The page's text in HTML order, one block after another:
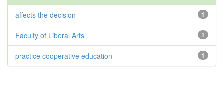
1
affects the decision
1
Faculty of Liberal Arts
1
practice cooperative education